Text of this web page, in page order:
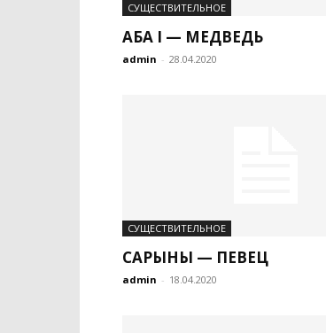
СУЩЕСТВИТЕЛЬНОЕ
АБА I — МЕДВЕДЬ
admin - 28.04.2020
СУЩЕСТВИТЕЛЬНОЕ
САРЫНҶЫ — ПЕВЕЦ
admin - 18.04.2020